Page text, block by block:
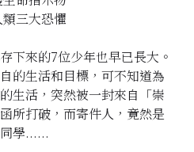
三大恐懼
下來的7位少年也早已長大。
的生活和目標，可不知道為
生活，突然被一封來自「崇
所打破，而寄件人，竟然是
學......